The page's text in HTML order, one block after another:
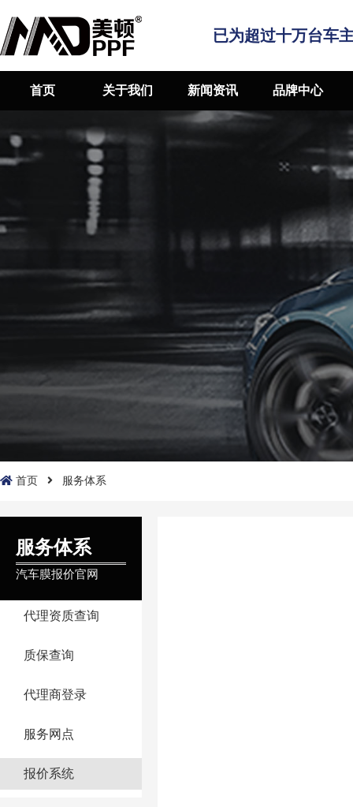
已为超过十万台车
首页 关于我们 新闻资讯 品牌中心
首页 服务体系
服务体系
汽车膜报价官网
代理资质查询
质保查询
代理商登录
服务网点
报价系统